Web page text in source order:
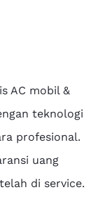
AC mobil &
teknologi
profesional.
uang
di service.